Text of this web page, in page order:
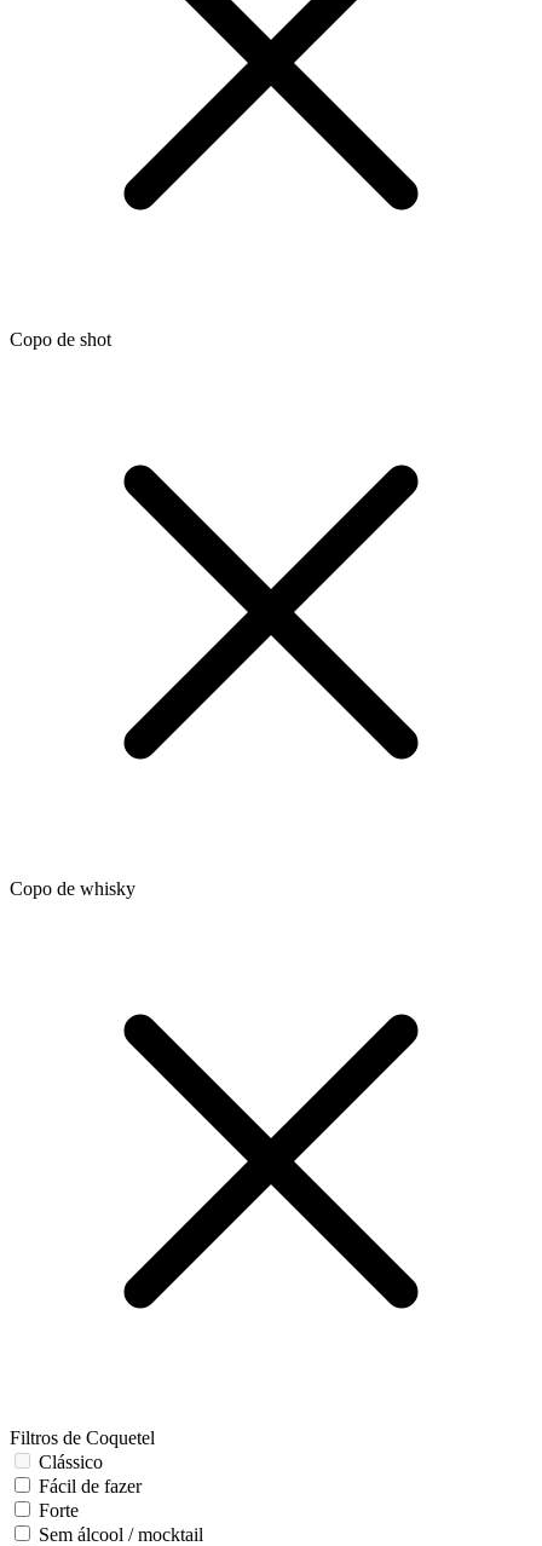
Copo de shot
Copo de whisky
Filtros de Coquetel
Clássico
Fácil de fazer
Forte
Sem álcool / mocktail